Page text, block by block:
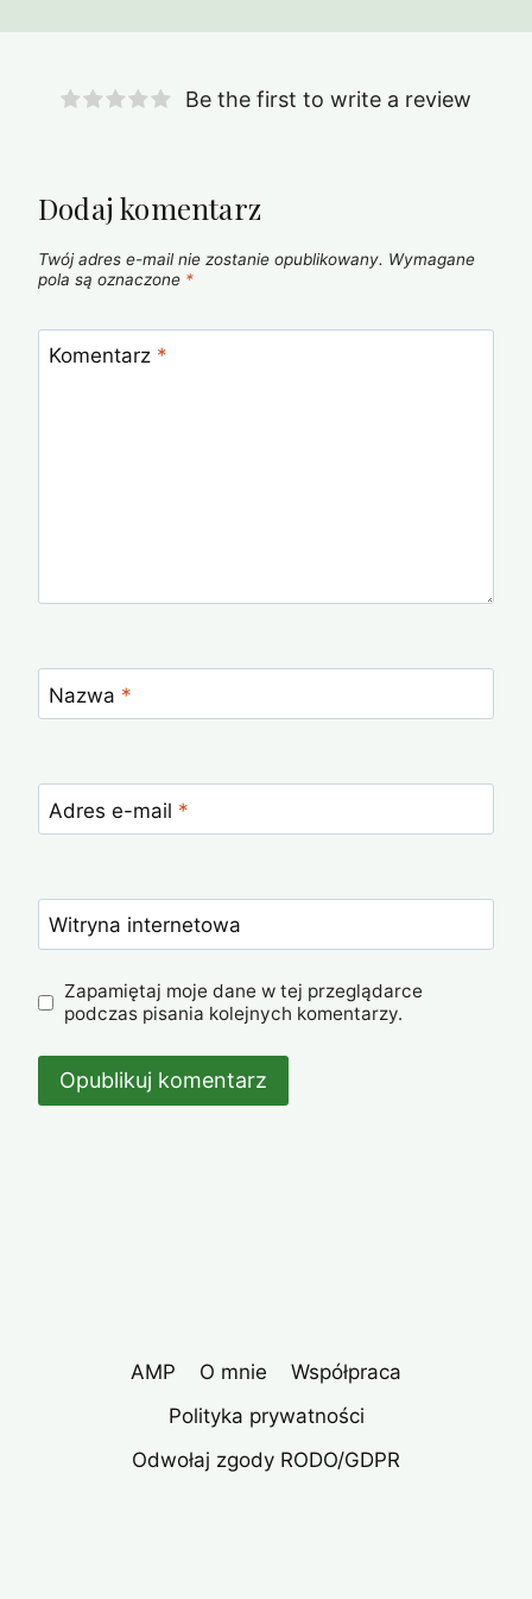
Be the first to write a review
Dodaj komentarz
Twój adres e-mail nie zostanie opublikowany. Wymagane
pola są oznaczone *
Komentarz *
Nazwa *
Adres e-mail *
Witryna internetowa
Zapamiętaj moje dane w tej przeglądarce
podczas pisania kolejnych komentarzy.
AMP O mnie
Współpraca
Polityka prywatności
Odwołaj zgody RODO/GDPR